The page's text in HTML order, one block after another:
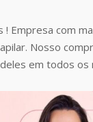
Empresa com
Nosso
em todos os